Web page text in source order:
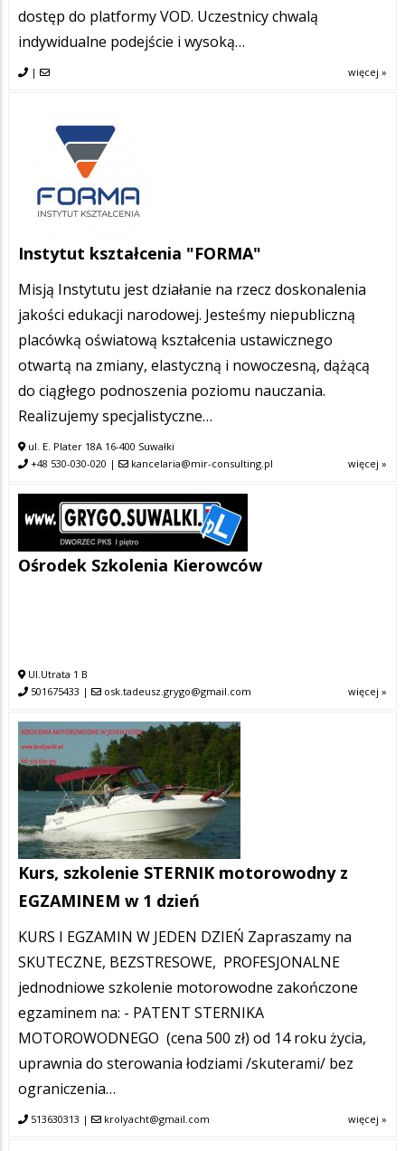
dostęp do platformy VOD. Uczestnicy chwalą
indywidualne podejście i wysoką…
| więcej »
Instytut kształcenia "FORMA"
Misją Instytutu jest działanie na rzecz doskonalenia
jakości edukacji narodowej. Jesteśmy niepubliczną
placówką oświatową kształcenia ustawicznego
otwartą na zmiany, elastyczną i nowoczesną, dążącą
do ciągłego podnoszenia poziomu nauczania.
Realizujemy specjalistyczne…
ul. E. Plater 18A 16-400 Suwałki
+48 530-030-020 | kancelaria@mir-consulting.pl więcej »
Ośrodek Szkolenia Kierowców
Ul.Utrata 1 B
501675433 | osk.tadeusz.grygo@gmail.com więcej »
Kurs, szkolenie STERNIK motorowodny z
EGZAMINEM w 1 dzień
KURS I EGZAMIN W JEDEN DZIEŃ Zapraszamy na
SKUTECZNE, BEZSTRESOWE, PROFESJONALNE
jednodniowe szkolenie motorowodne zakończone
egzaminem na: - PATENT STERNIKA
MOTOROWODNEGO (cena 500 zł) od 14 roku życia,
uprawnia do sterowania łodziami /skuterami/ bez
ograniczenia…
513630313 | krolyacht@gmail.com więcej »